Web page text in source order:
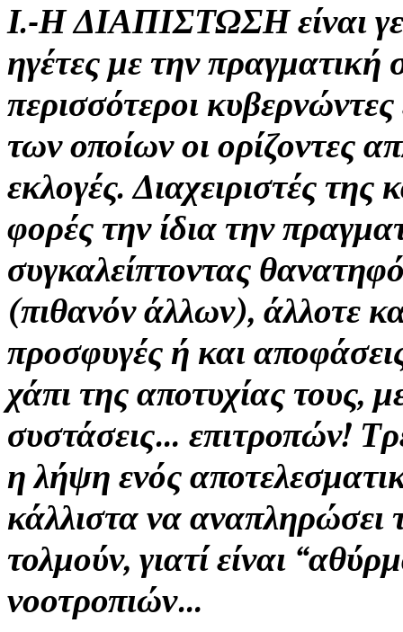
Ι.-Η ΔΙΑΠΙΣΤΩΣΗ είναι
ηγέτες με την
περισσότεροι κυβερνώντες
των οποίων οι ορίζοντες
εκλογές. Διαχειριστές
φορές την ίδια την
συγκαλείπτοντας
(πιθανόν άλλων), άλλοτε
προσφυγές ή και
χάπι της αποτυχίας τους,
συστάσεις… επιτροπών!
η λήψη ενός
κάλλιστα να αναπληρώσει
τολμούν, γιατί είναι
νοοτροπιών…